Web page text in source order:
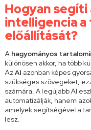
Hogyan
intelligencia
előállítását?
A hagyományos
különösen akkor, ha több
AzAI azonban képes
szükséges szövegeket,
számára. A legújabb AI
automatizálják, hanem
amelyek segítségével a
lesz.